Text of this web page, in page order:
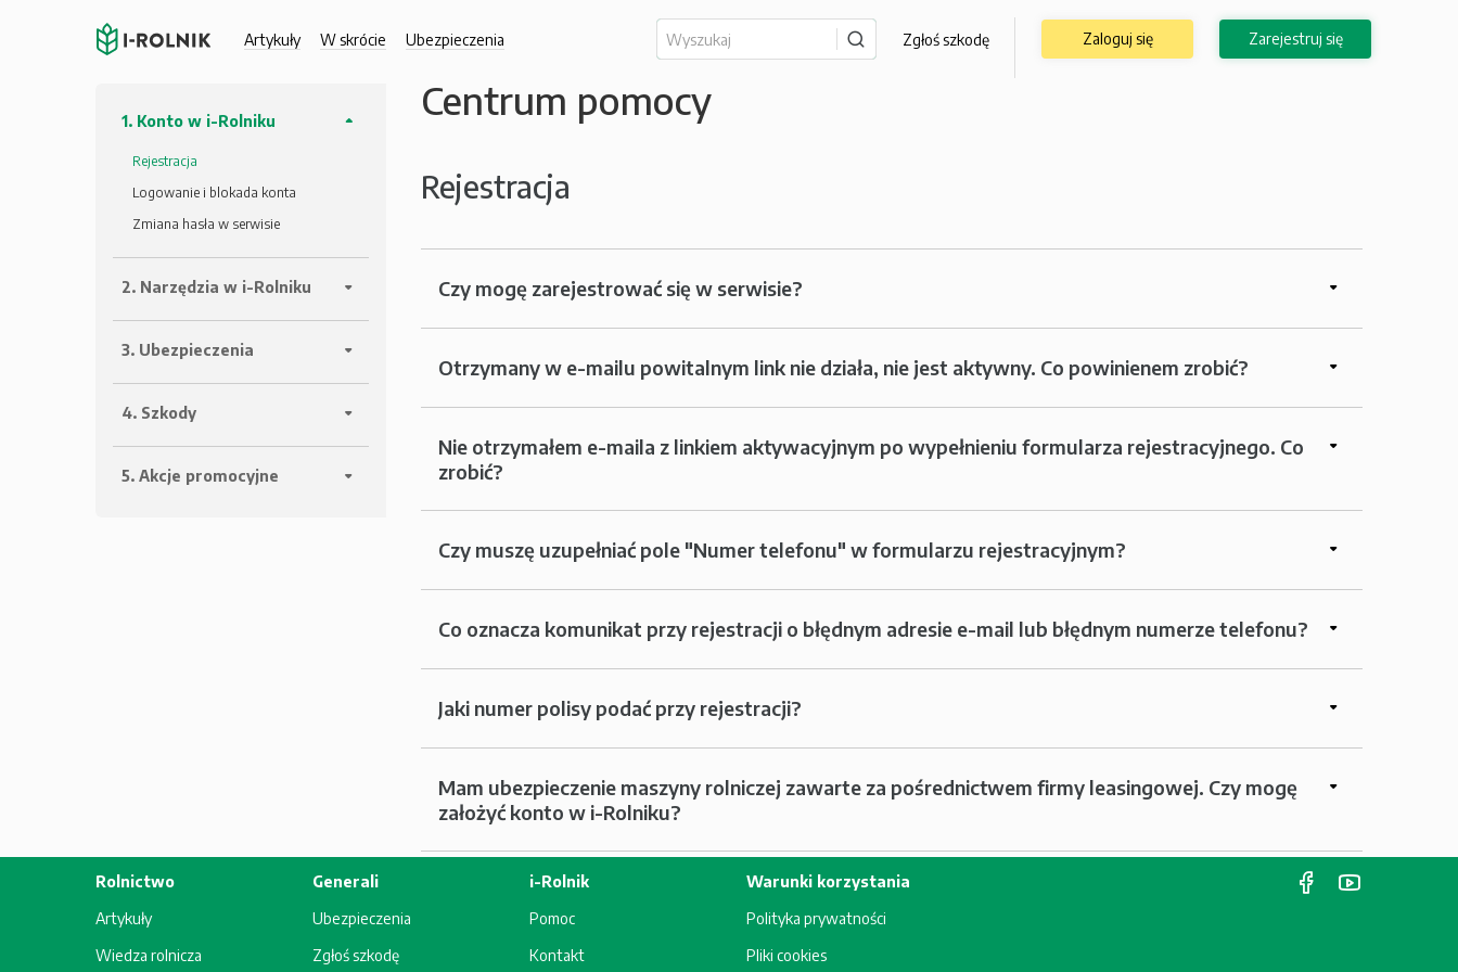
Artykuły W skrócie Ubezpieczenia Zgłoś szkodę Zaloguj się Zarejestruj się
1. Konto w i-Rolniku
Rejestracja
Logowanie i blokada konta
Zmiana hasła w serwisie
2. Narzędzia w i-Rolniku
3. Ubezpieczenia
4. Szkody
5. Akcje promocyjne
Centrum pomocy
Rejestracja
Czy mogę zarejestrować się w serwisie?
Otrzymany w e-mailu powitalnym link nie działa, nie jest aktywny. Co powinienem zrobić?
Nie otrzymałem e-maila z linkiem aktywacyjnym po wypełnieniu formularza rejestracyjnego. Co
zrobić?
Czy muszę uzupełniać pole "Numer telefonu" w formularzu rejestracyjnym?
Co oznacza komunikat przy rejestracji o błędnym adresie e-mail lub błędnym numerze telefonu?
Jaki numer polisy podać przy rejestracji?
Mam ubezpieczenie maszyny rolniczej zawarte za pośrednictwem firmy leasingowej. Czy mogę
założyć konto w i-Rolniku?
Rolnictwo
Artykuły
Wiedza rolnicza
Generali
Ubezpieczenia
Zgłoś szkodę
i-Rolnik
Pomoc
Kontakt
Warunki korzystania
Polityka prywatności
Pliki cookies